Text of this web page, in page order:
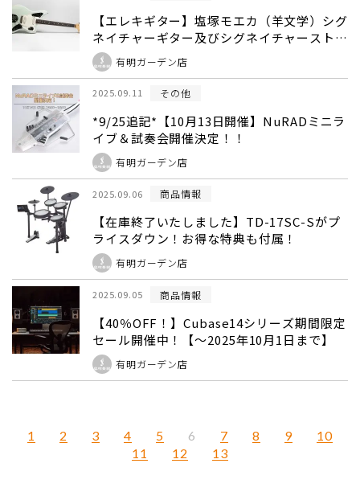
【エレキギター】塩塚モエカ（羊文学）シグ
ネイチャーギター及びシグネイチャーストラ
ップ登場！
有明ガーデン店
2025.09.11 その他
*9/25追記*【10月13日開催】NuRADミニラ
イブ＆試奏会開催決定！！
有明ガーデン店
2025.09.06 商品情報
【在庫終了いたしました】TD-17SC-Sがプ
ライスダウン！お得な特典も付属！
有明ガーデン店
2025.09.05 商品情報
【40％OFF！】Cubase14シリーズ期間限定
セール開催中！【～2025年10月1日まで】
有明ガーデン店
1 2 3 4 5 6 7 8 9
10
11
12 13